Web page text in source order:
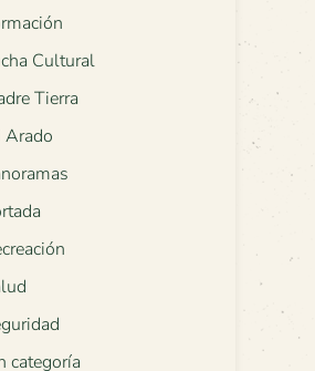
Cultural
Tierra
Arado
categoría